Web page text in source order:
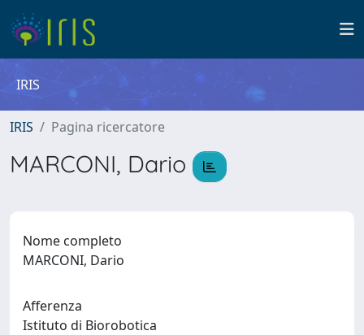
IRIS
IRIS Pagina ricercatore
MARCONI, Dario
Nome completo
MARCONI, Dario
Afferenza
Istituto di Biorobotica